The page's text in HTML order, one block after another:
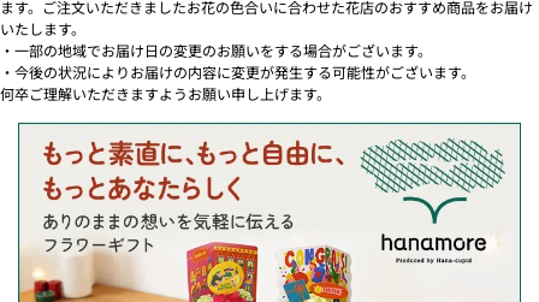
ます。ご注文いただきましたお花の色合いに合わせた花店のおすすめ商品をお届け
いたします。
・一部の地域でお届け日の変更のお願いをする場合がございます。
・今後の状況によりお届けの内容に変更が発生する可能性がございます。
何卒ご理解いただきますようお願い申し上げます。